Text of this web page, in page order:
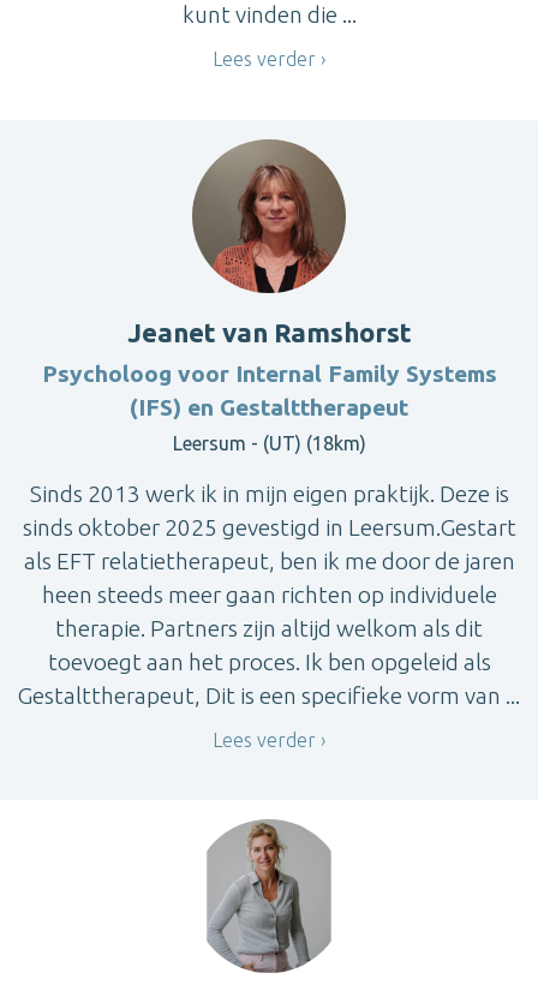
kunt vinden die ...
Lees verder
Jeanet van Ramshorst
Psycholoog voor Internal Family Systems
(IFS) en Gestalttherapeut
Leersum - (UT) (18km)
Sinds 2013 werk ik in mijn eigen praktijk. Deze is
sinds oktober 2025 gevestigd in Leersum.Gestart
als EFT relatietherapeut, ben ik me door de jaren
heen steeds meer gaan richten op individuele
therapie. Partners zijn altijd welkom als dit
toevoegt aan het proces. Ik ben opgeleid als
Gestalttherapeut, Dit is een specifieke vorm van ...
Lees verder